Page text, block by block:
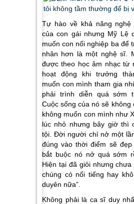
Tự hào về khả năng
của con gái nhưng Mỹ Lệ
muốn con nối nghiệp ba để
nhân hơn là một nghệ sĩ.
được theo học âm nhạc từ
hoạt động khi trưởng
muốn con mình tham gia
phải trình diễn quá sớm
Cuộc sống của nó sẽ không
không muốn con mình như
lúc nhỏ nhưng bây giờ thì
tội. Đời người chỉ nở một
đúng vào thời điểm sẽ
bắt buộc nó nở quá sớm
Hiện tại đã giỏi nhưng chưa
chúng có nổi tiếng hay
duyên nữa”.
Không phải là ca sĩ duy